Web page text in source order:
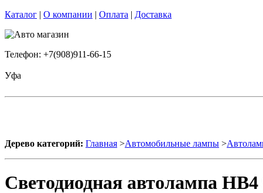
Каталог | О компании | Оплата | Доставка
Телефон: +7(908)911-66-15
Уфа
Дерево категорий: Главная >Автомобильные лампы >
Светодиодная автолампа